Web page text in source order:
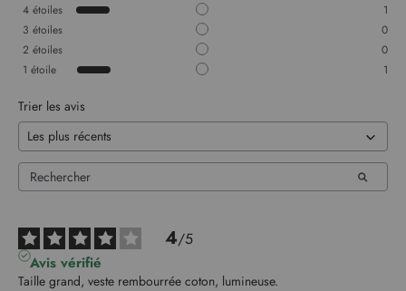
4 étoiles
1
3 étoiles
0
2 étoiles
0
1 étoile 1
Trier les avis
4/5
Avis vérifié
Taille grand, veste rembourrée coton, lumineuse.